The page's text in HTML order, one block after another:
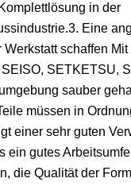
in der
Eine
Werkstatt schaffen
SETKETSU,
sauber
müssen in
einer sehr guten
ein gutes
die Qualität der